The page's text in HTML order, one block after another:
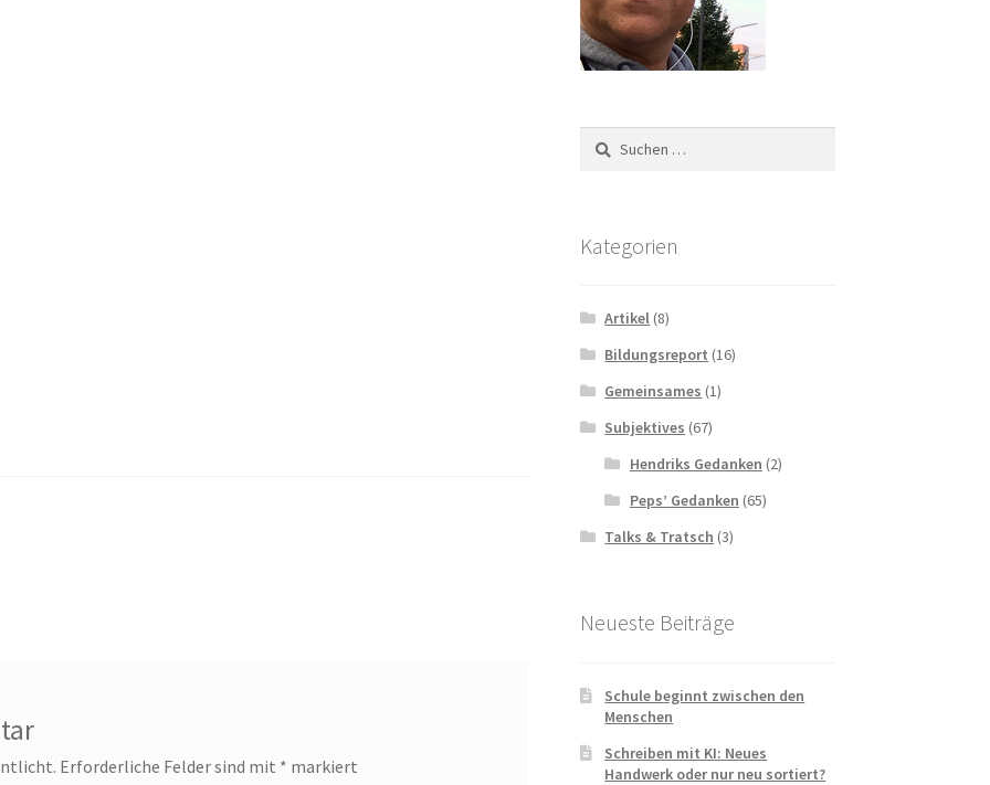
Erforderliche Felder sind mit * markiert
Suchen
nach:
Kategorien
Artikel (8)
Bildungsreport (16)
Gemeinsames (1)
Subjektives (67)
Hendriks Gedanken (2)
Peps’ Gedanken (65)
Talks & Tratsch (3)
Neueste Beiträge
Schule beginnt zwischen den
Menschen
Schreiben mit KI: Neues
Handwerk oder nur neu sortiert?